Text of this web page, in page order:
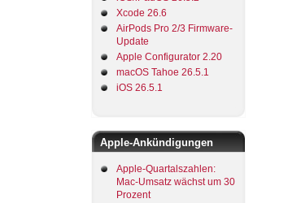
Xcode 26.6
AirPods Pro 2/3 Firmware-
Update
Apple Configurator 2.20
macOS Tahoe 26.5.1
iOS 26.5.1
Apple-Ankündigungen
Apple-Quartalszahlen:
Mac-Umsatz wächst um 30
Prozent